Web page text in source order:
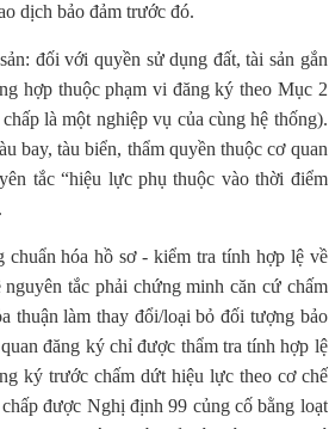
dịch bảo đảm trước đó.
đối với quyền sử dụng đất, tài sản gắn
hợp thuộc phạm vi đăng ký theo Mục 2
là một nghiệp vụ của cùng hệ thống).
bay, tàu biển, thẩm quyền thuộc cơ quan
tắc “hiệu lực phụ thuộc vào thời điểm
chuẩn hóa hồ sơ - kiểm tra tính hợp lệ về
tắc phải chứng minh căn cứ chấm
thuận làm thay đổi/loại bỏ đối tượng bảo
đăng ký chỉ được thẩm tra tính hợp lệ
ký trước chấm dứt hiệu lực theo cơ chế
được Nghị định 99 củng cố bằng loạt